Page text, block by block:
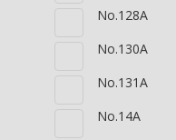
No.128A
No.130A
No.131A
No.14A